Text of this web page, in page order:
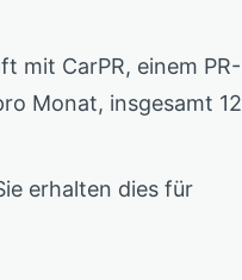
mit CarPR, einem PR-
Monat, insgesamt 12
erhalten dies für